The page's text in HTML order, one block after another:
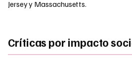
Jersey y Massachusetts.
Críticas por impacto